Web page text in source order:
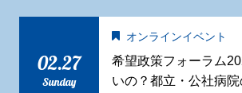
02.27
Sunday
オンラインイベント
希望政策フォーラム
いの？都立・公社病